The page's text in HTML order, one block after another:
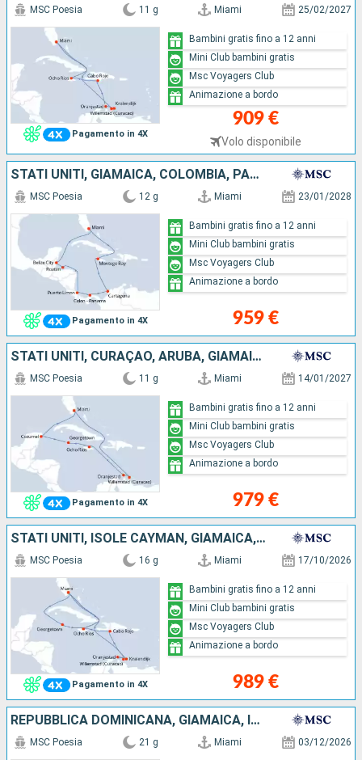
Pagamento in 4X
MSC Poesia 11 g Miami 25/02/2027
909 €
Volo disponibile
Bambini gratis fino a 12 anni
Mini Club bambini gratis
Msc Voyagers Club
Animazione a bordo
STATI UNITI, GIAMAICA, COLOMBIA, PANAMA, COSTA RICA, HONDURAS, BELIZE
Pagamento in 4X
MSC Poesia 12 g Miami 23/01/2028
959 €
Bambini gratis fino a 12 anni
Mini Club bambini gratis
Msc Voyagers Club
Animazione a bordo
STATI UNITI, CURAÇAO, ARUBA, GIAMAICA, ISOLE CAYMAN, MESSICO
Pagamento in 4X
MSC Poesia 11 g Miami 14/01/2027
979 €
Bambini gratis fino a 12 anni
Mini Club bambini gratis
Msc Voyagers Club
Animazione a bordo
STATI UNITI, ISOLE CAYMAN, GIAMAICA, BONAIRE, ARUBA, CURAÇAO, REPUBBLICA DOMINICANA
Pagamento in 4X
MSC Poesia 16 g Miami 17/10/2026
989 €
Bambini gratis fino a 12 anni
Mini Club bambini gratis
Msc Voyagers Club
Animazione a bordo
REPUBBLICA DOMINICANA, GIAMAICA, ISOLE CAYMAN, CURAÇAO, BONAIRE, ARUBA, STATI UNITI
MSC Poesia 21 g Miami 03/12/2026